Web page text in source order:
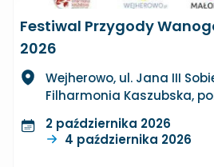
Festiwal Przygody
2026
Wejherowo, ul. Jana III
Filharmonia Kaszubska,
2 października 2026
4 października 2026